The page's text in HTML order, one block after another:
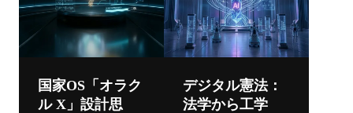
国家OS「オラク
ル X」設計思
デジタル憲法：
法学から工学